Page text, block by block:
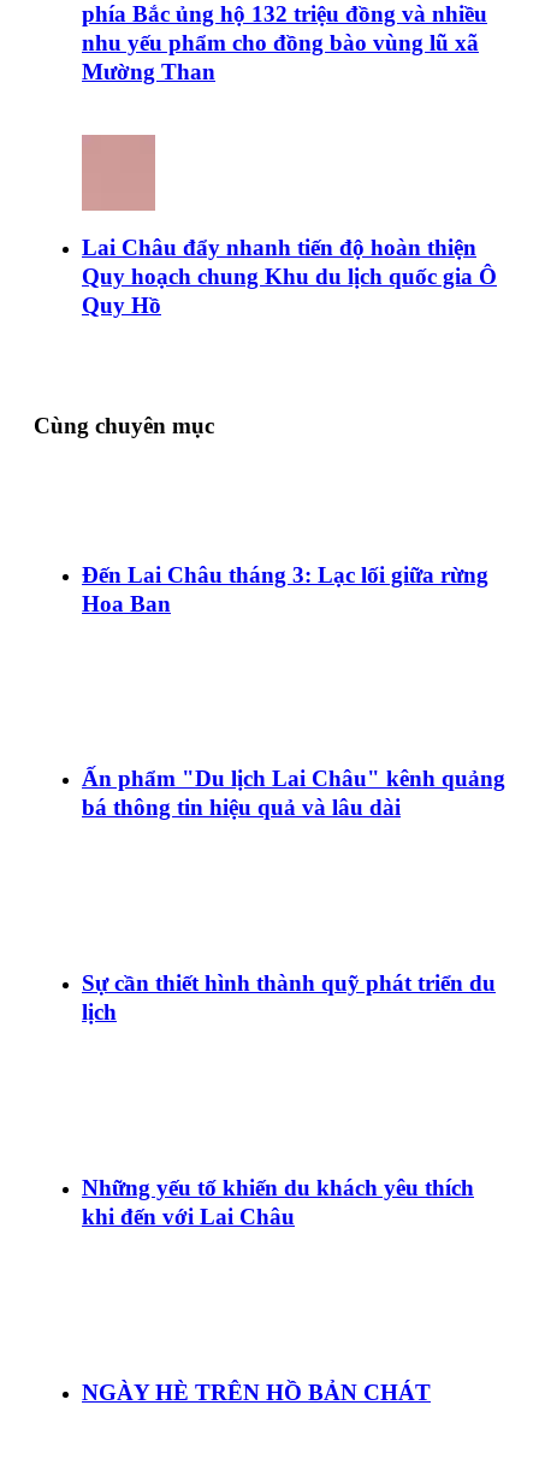
phía Bắc ủng hộ 132 triệu đồng và nhiều
nhu yếu phẩm cho đồng bào vùng lũ xã
Mường Than
Lai Châu đẩy nhanh tiến độ hoàn thiện
Quy hoạch chung Khu du lịch quốc gia Ô
Quy Hồ
Cùng chuyên mục
Đến Lai Châu tháng 3: Lạc lối giữa rừng
Hoa Ban
Ấn phẩm "Du lịch Lai Châu" kênh quảng
bá thông tin hiệu quả và lâu dài
Sự cần thiết hình thành quỹ phát triển du
lịch
Những yếu tố khiến du khách yêu thích
khi đến với Lai Châu
NGÀY HÈ TRÊN HỒ BẢN CHÁT